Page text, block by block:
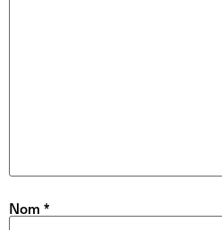
Nom *